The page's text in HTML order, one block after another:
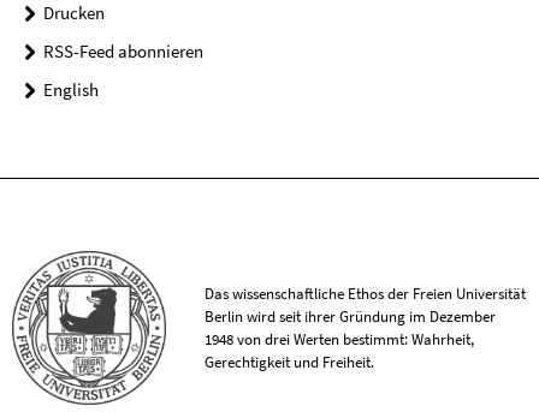
Drucken
RSS-Feed abonnieren
English
Das wissenschaftliche Ethos der Freien Universität
Berlin wird seit ihrer Gründung im Dezember
1948 von drei Werten bestimmt: Wahrheit,
Gerechtigkeit und Freiheit.